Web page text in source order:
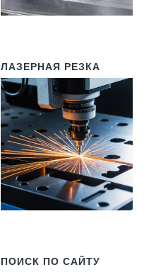
ЛАЗЕРНАЯ РЕЗКА
ПОИСК ПО САЙТУ